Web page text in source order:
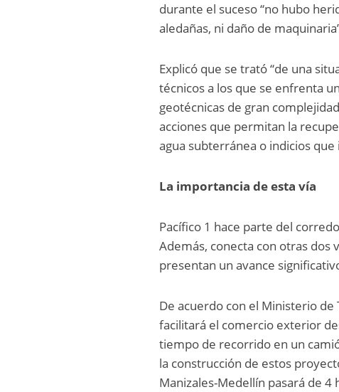
durante el suceso “no hubo
aledañas, ni daño de
Explicó que se trató “de una
técnicos a los que se enfrenta
geotécnicas de gran
acciones que permitan la
agua subterránea o indicios
La importancia de esta vía
Pacífico 1 hace parte del
Además, conecta con otras dos
presentan un avance
De acuerdo con el Ministerio
facilitará el comercio exterior
tiempo de recorrido en un
la construcción de estos
Manizales-Medellín pasará de